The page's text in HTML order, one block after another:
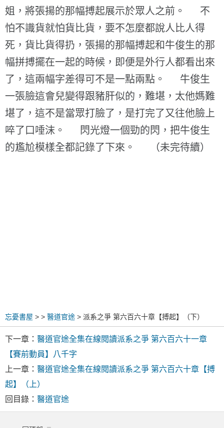
姐，將張揚的那幅搏起展示於眾人之前。 不
怕不識貨就怕貨比貨，要不怎麼都說人比人得
死，貨比貨得扔，張揚的那幅搏起和牛俊生的那
幅拼搏擺在一起的時候，即便是外行人都看出來
了，這兩幅字差得可不是一點兩點。 牛俊生
一張臉這會兒變得跟豬肝似的，難堪，太他媽難
堪了，這不是當眾打臉了，是打完了又往他臉上
啐了口唾沫。 閃光燈一個勁的閃，把牛俊生
的尷尬模樣全都記錄了下來。 （未完待續）
忘憂書屋 > > 醫道官途 > 派系之爭 第六百六十章【搏起】（下）
下一章： 醫道官途全集在線閱讀派系之爭 第六百六十一章
【賽前動員】八千字
上一章： 醫道官途全集在線閱讀派系之爭 第六百六十章【搏
起】（上）
回目錄： 醫道官途